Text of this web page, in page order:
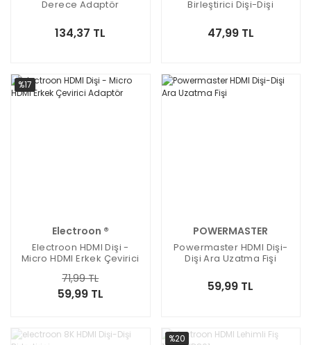
Derece Adaptör
134,37 TL
Birleştirici Dişi-Dişi
47,99 TL
%17
Electroon ®
Electroon HDMI Dişi -
Micro HDMI Erkek Çevirici
59,99 TL
71,99 TL
POWERMASTER
Powermaster HDMI Dişi-
Dişi Ara Uzatma Fişi
59,99 TL
%20